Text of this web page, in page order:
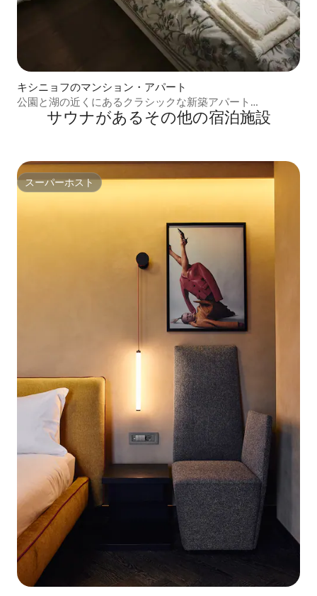
キシニョフのマンション・アパート
公園と湖の近くにあるクラシックな新築アパート
2（Rascani）をお楽しみください
サウナがあるその他の宿泊施設
スーパーホスト
スーパーホスト